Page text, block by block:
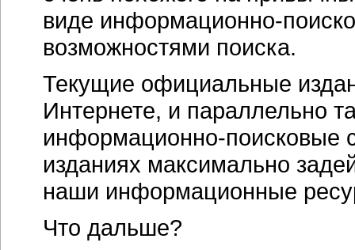
виде информационно-
возможностями поиска.
Текущие официальные
Интернете, и параллельно
информационно-поисковые
изданиях максимально
наши информационные
Что дальше?